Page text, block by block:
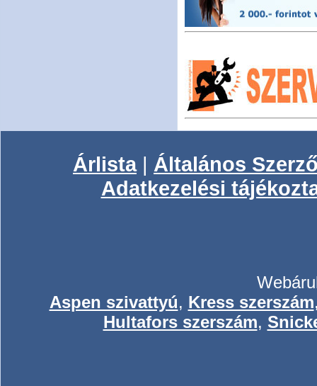
Árlista| Általános
Adatkezelési
Aspen szivattyú, Kress szerszám
Hultafors szerszám,